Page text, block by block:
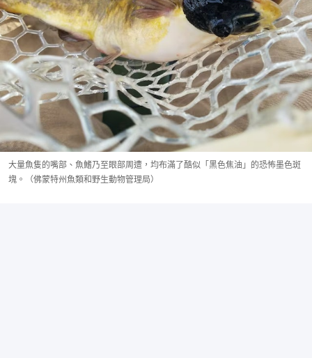
大量魚隻的嘴部、魚鰭乃至眼部周遭，均布滿了酷似「黑色焦油」的恐怖墨色斑
塊。（佛蒙特州魚類和野生動物管理局）